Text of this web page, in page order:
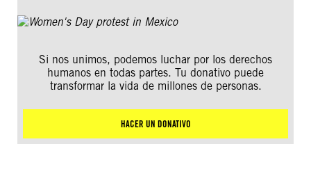
Si nos unimos, podemos luchar por los derechos
humanos en todas partes. Tu donativo puede
transformar la vida de millones de personas.
HACER UN DONATIVO